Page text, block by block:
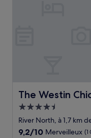
The Westin
The Westin
Hébergement
4.5 étoiles
River North, à 1,7 km
9.2
9,2/10 Merveilleux (1